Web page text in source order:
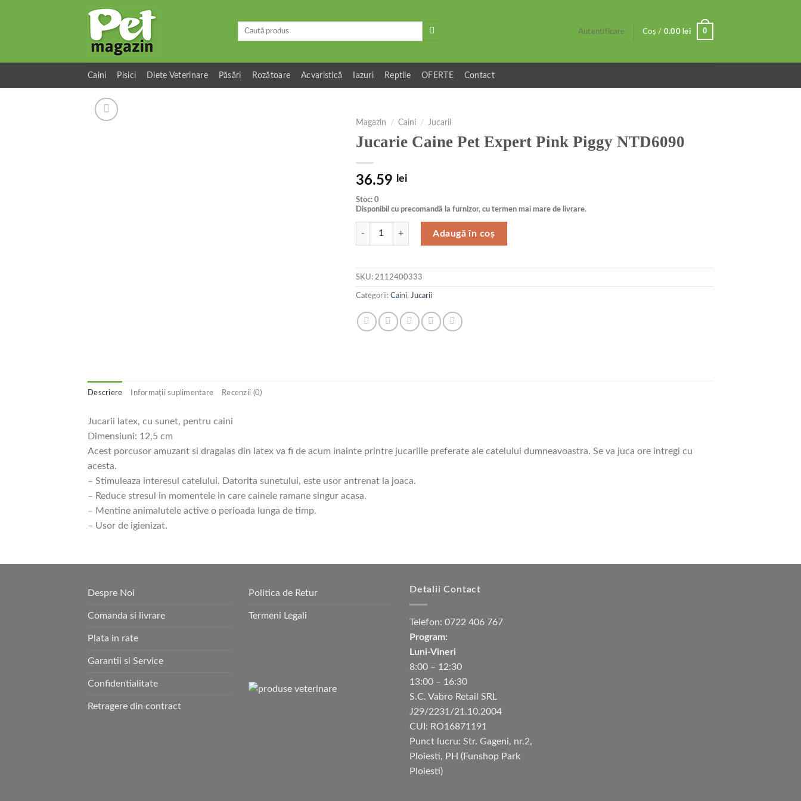
Caută
Autentificare Coș / 0.00 lei 0
Caini Pisici Diete Veterinare Păsări Rozătoare Acvaristică Iazuri Reptile OFERTE Contact
Magazin / Caini / Jucarii
Jucarie Caine Pet Expert Pink Piggy NTD6090
36.59 lei
Stoc: 0
Disponibil cu precomandă la furnizor, cu termen mai mare de livrare.
Cantitate Jucarie Caine Pet Expert Pink Piggy NTD6090
Adaugă în coș
SKU: 2112400333
Categorii: Caini, Jucarii
Descriere Informații suplimentare Recenzii (0)
Jucarii latex, cu sunet, pentru caini
Dimensiuni: 12,5 cm
Acest porcusor amuzant si dragalas din latex va fi de acum inainte printre jucariile preferate ale catelului dumneavoastra. Se va juca ore intregi cu
acesta.
– Stimuleaza interesul catelului. Datorita sunetului, este usor antrenat la joaca.
– Reduce stresul in momentele in care cainele ramane singur acasa.
– Mentine animalutele active o perioada lunga de timp.
– Usor de igienizat.
Despre Noi
Comanda si livrare
Plata in rate
Garantii si Service
Confidentialitate
Retragere din contract
Politica de Retur
Termeni Legali
Detalii Contact
Telefon: 0722 406 767
Program:
Luni-Vineri
8:00 – 12:30
13:00 – 16:30
S.C. Vabro Retail SRL
J29/2231/21.10.2004
CUI: RO16871191
Punct lucru: Str. Gageni, nr.2,
Ploiesti, PH (Funshop Park
Ploiesti)